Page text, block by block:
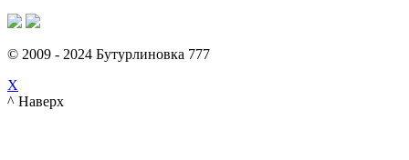
© 2009 - 2024 Бутурлиновка 777
X
^ Наверх